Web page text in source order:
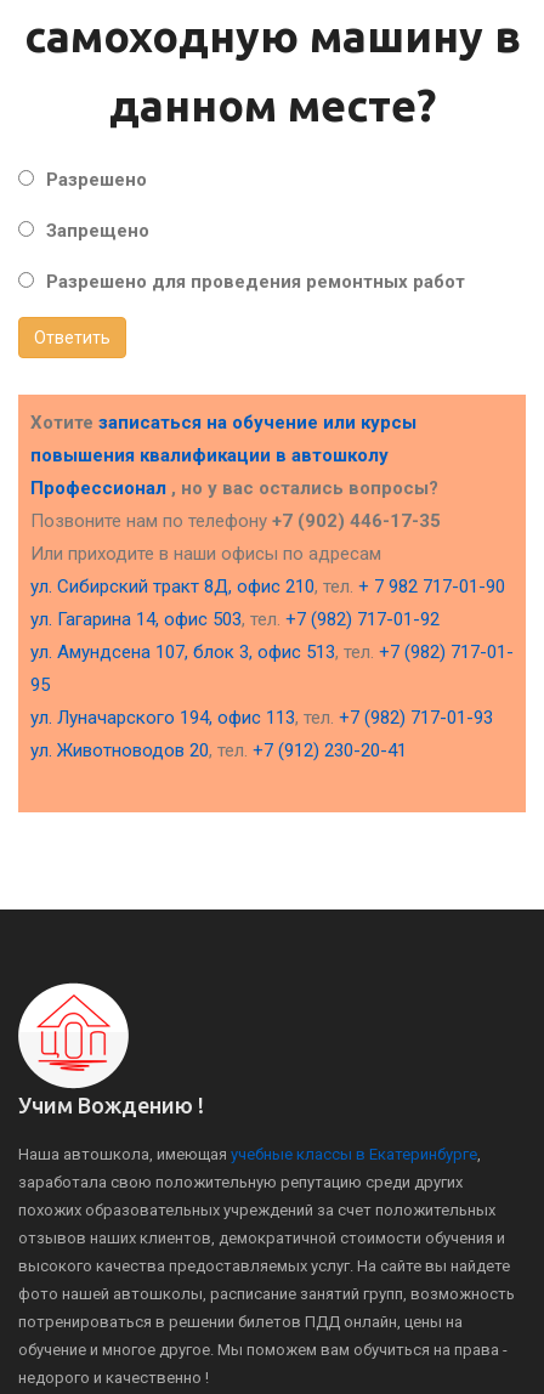
самоходную машину в
данном месте?
Разрешено
Запрещено
Разрешено для проведения ремонтных работ
Ответить
Хотите записаться на обучение или курсы
повышения квалификации в автошколу
Профессионал , но у вас остались вопросы?
Позвоните нам по телефону +7 (902) 446-17-35
Или приходите в наши офисы по адресам
ул. Сибирский тракт 8Д, офис 210, тел. + 7 982 717-01-90
ул. Гагарина 14, офис 503, тел. +7 (982) 717-01-92
ул. Амундсена 107, блок 3, офис 513, тел. +7 (982) 717-01-
95
ул. Луначарского 194, офис 113, тел. +7 (982) 717-01-93
ул. Животноводов 20, тел. +7 (912) 230-20-41
Учим Вождению !
Наша автошкола, имеющая учебные классы в Екатеринбурге
заработала свою положительную репутацию среди других
похожих образовательных учреждений за счет положительных
отзывов наших клиентов, демократичной стоимости обучения и
высокого качества предоставляемых услуг. На сайте вы найдете
фото нашей автошколы, расписание занятий групп, возможность
потренироваться в решении билетов ПДД онлайн, цены на
обучение и многое другое. Мы поможем вам обучиться на права -
недорого и качественно !